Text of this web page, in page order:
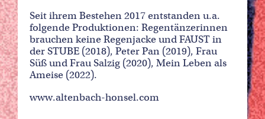
Seit ihrem Bestehen 2017 entstanden u.a.
folgende Produktionen: Regentänzerinnen
brauchen keine Regenjacke und FAUST in
der STUBE (2018), Peter Pan (2019), Frau
Süß und Frau Salzig (2020), Mein Leben als
Ameise (2022).
www.altenbach-honsel.com